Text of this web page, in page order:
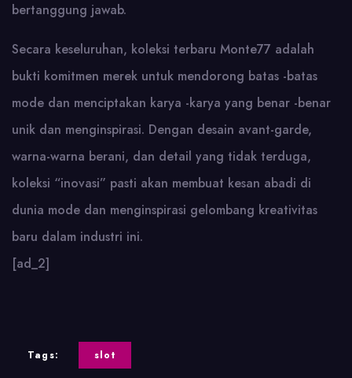
bertanggung jawab.
Secara keseluruhan, koleksi terbaru Monte77 adalah
bukti komitmen merek untuk mendorong batas -batas
mode dan menciptakan karya -karya yang benar -benar
unik dan menginspirasi. Dengan desain avant-garde,
warna-warna berani, dan detail yang tidak terduga,
koleksi “inovasi” pasti akan membuat kesan abadi di
dunia mode dan menginspirasi gelombang kreativitas
baru dalam industri ini.
[ad_2]
Tags: slot